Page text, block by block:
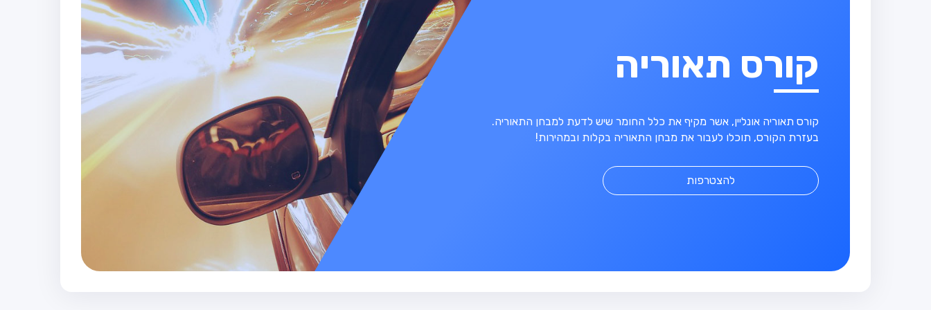
קורס תאוריה
קורס תאוריה אונליין, אשר מקיף את כלל החומר שיש לדעת למבחן התאוריה.
בעזרת הקורס, תוכלו לעבור את מבחן התאוריה בקלות ובמהירות!
להצטרפות